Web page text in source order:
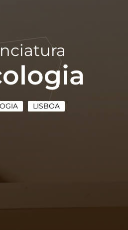
LISBOA